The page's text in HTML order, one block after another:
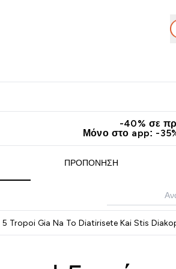
-40% σε
Μόνο στο app: -
ΠΡΟΠΌΝΗΣΗ
Tropoi Gia Na To Diatirisete Kai Stis